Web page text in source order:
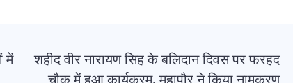
में
शहीद वीर नारायण सिह के बलिदान दिवस पर फरहद